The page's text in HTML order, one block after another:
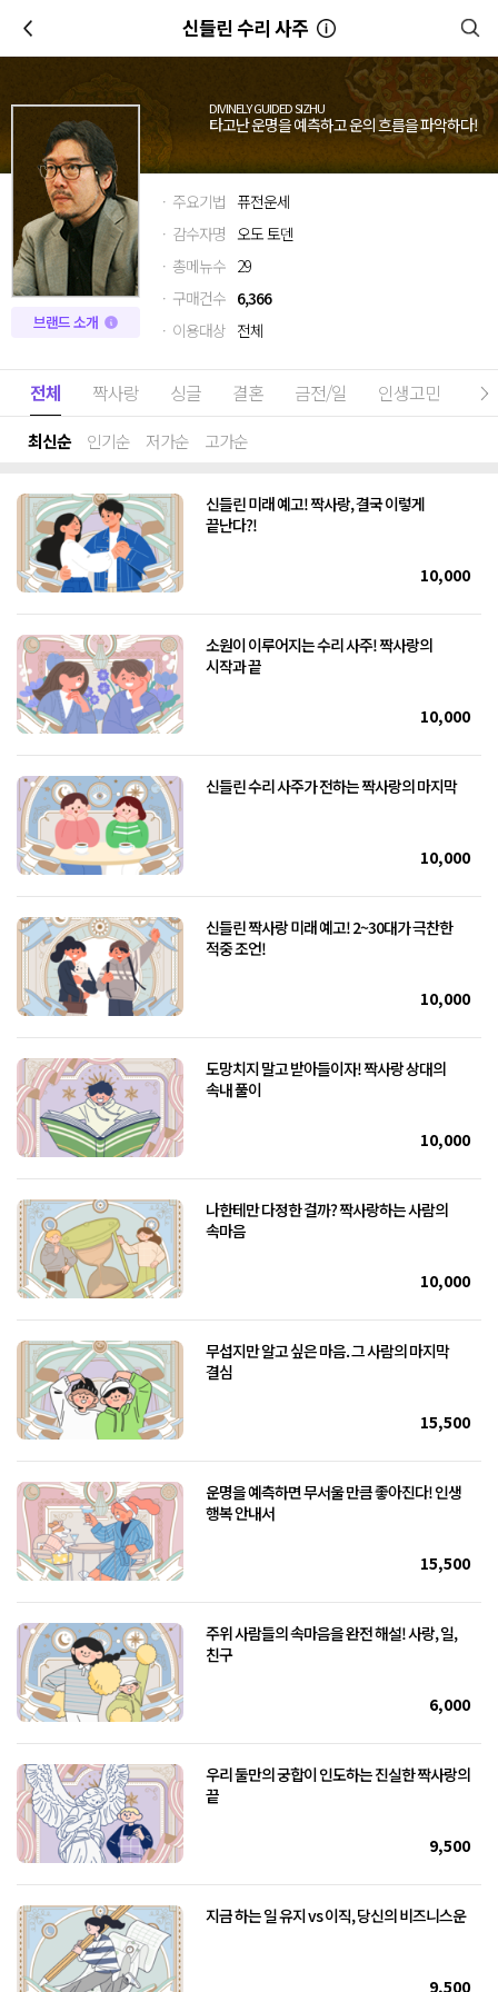
신들린 수리 사주
DIVINELY GUIDED SIZHU
타고난 운명을 예측하고 운의 흐름을 파악하다!
브랜드 소개
· 주요기법 퓨전운세
· 감수자명 오도 토덴
· 총메뉴수 29
· 구매건수 6,366
· 이용대상 전체
전체 짝사랑 싱글 결혼 금전/일 인생고민
최신순 인기순 저가순 고가순
신들린 미래 예고! 짝사랑, 결국 이렇게
끝난다?!
10,000
소원이 이루어지는 수리 사주! 짝사랑의
시작과 끝
10,000
신들린 수리 사주가 전하는 짝사랑의 마지막
10,000
신들린 짝사랑 미래 예고! 2~30대가 극찬한
적중 조언!
10,000
도망치지 말고 받아들이자! 짝사랑 상대의
속내 풀이
10,000
나한테만 다정한 걸까? 짝사랑하는 사람의
속마음
10,000
무섭지만 알고 싶은 마음. 그 사람의 마지막
결심
15,500
운명을 예측하면 무서울 만큼 좋아진다! 인생
행복 안내서
15,500
주위 사람들의 속마음을 완전 해설! 사랑, 일,
친구
6,000
우리 둘만의 궁합이 인도하는 진실한 짝사랑의
끝
9,500
지금 하는 일 유지 vs 이직, 당신의 비즈니스운
9,500